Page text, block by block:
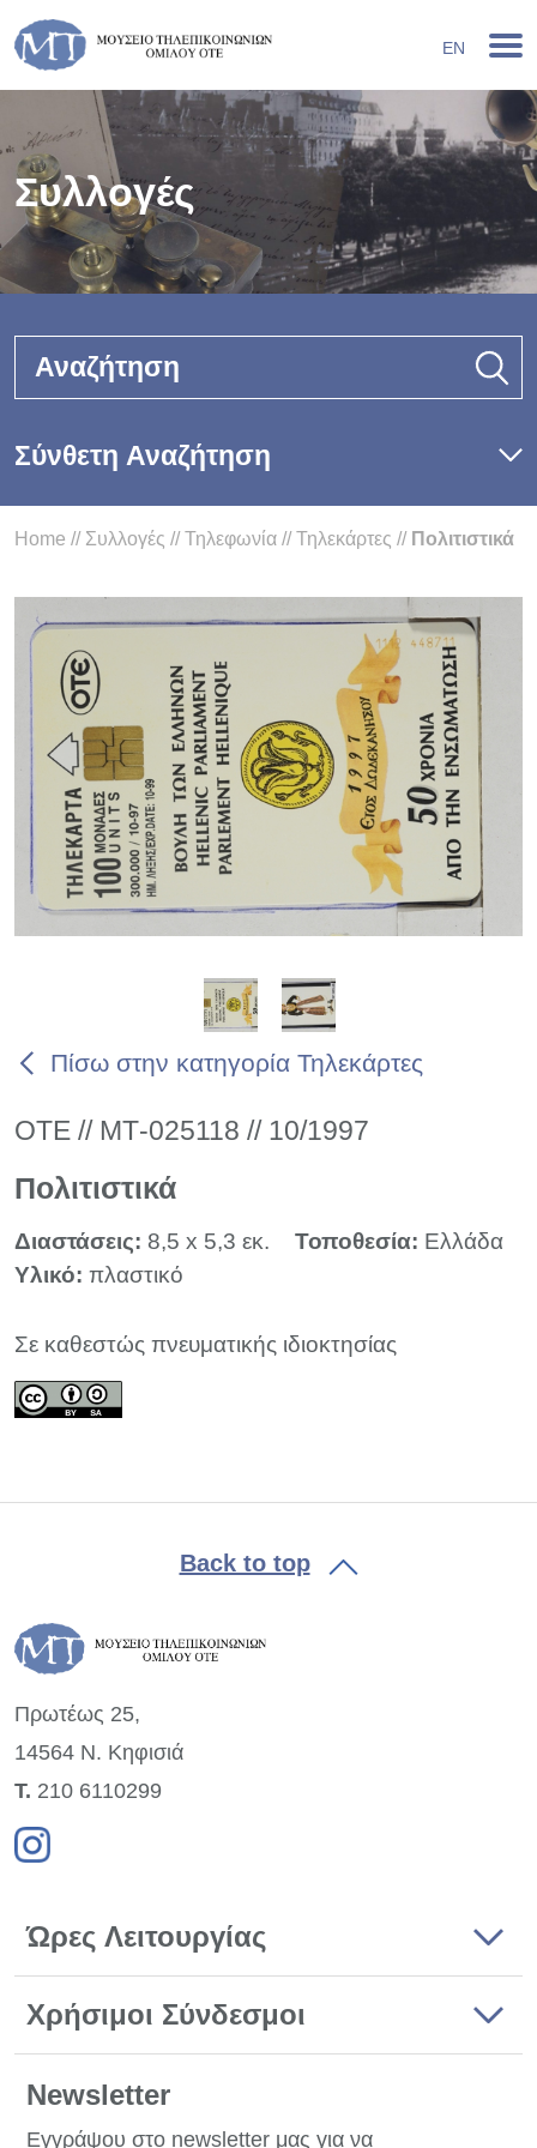
EN
Συλλογές
Αναζήτηση
Σύνθετη Αναζήτηση
Home // Συλλογές //Τηλεφωνία //Τηλεκάρτες // Πολιτιστικά
Πίσω στην κατηγορία Τηλεκάρτες
ΟΤΕ // ΜΤ-025118 // 10/1997
Πολιτιστικά
Διαστάσεις: 8,5 x 5,3 εκ. Τοποθεσία: Ελλάδα
Υλικό: πλαστικό
Σε καθεστώς πνευματικής ιδιοκτησίας
Back to top
Πρωτέως 25,
14564 Ν. Κηφισιά
Τ. 210 6110299
Ώρες Λειτουργίας
Χρήσιμοι Σύνδεσμοι
Newsletter
Εγγράψου στο newsletter μας για να